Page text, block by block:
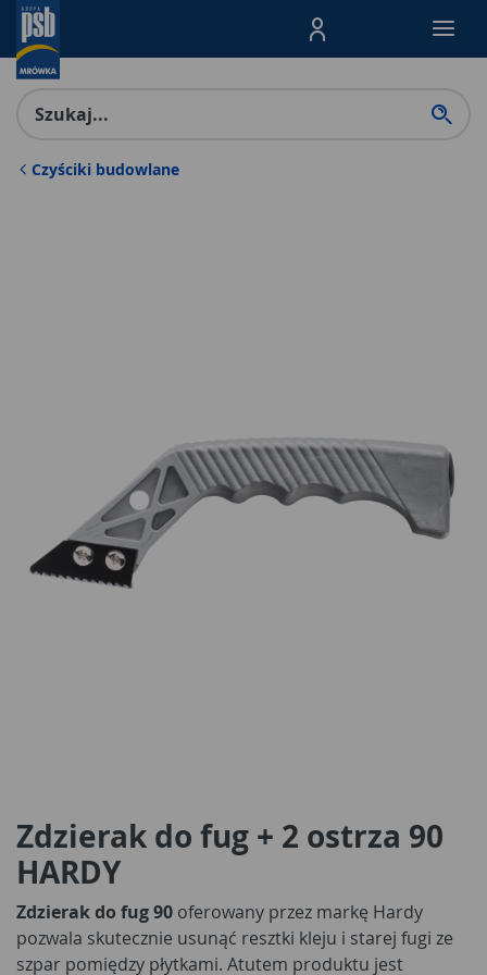
Menu Produktów,
Czyściki budowlane
Zdzierak do fug + 2 ostrza 90
HARDY
Zdzierak do fug 90 oferowany przez markę Hardy
pozwala skutecznie usunąć resztki kleju i starej fugi ze
szpar pomiędzy płytkami. Atutem produktu jest